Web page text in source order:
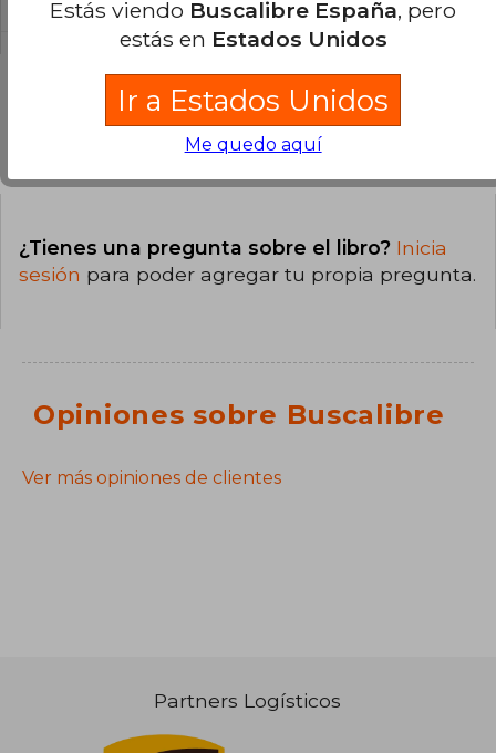
Preguntas y respuestas sobre el libro
¿Tienes una pregunta sobre el libro? Inicia
sesión para poder agregar tu propia pregunta.
Opiniones sobre Buscalibre
Ver más opiniones de clientes
Partners Logísticos
Estás viendo Buscalibre España, pero
estás en Estados Unidos
Ir a Estados Unidos
Me quedo aquí